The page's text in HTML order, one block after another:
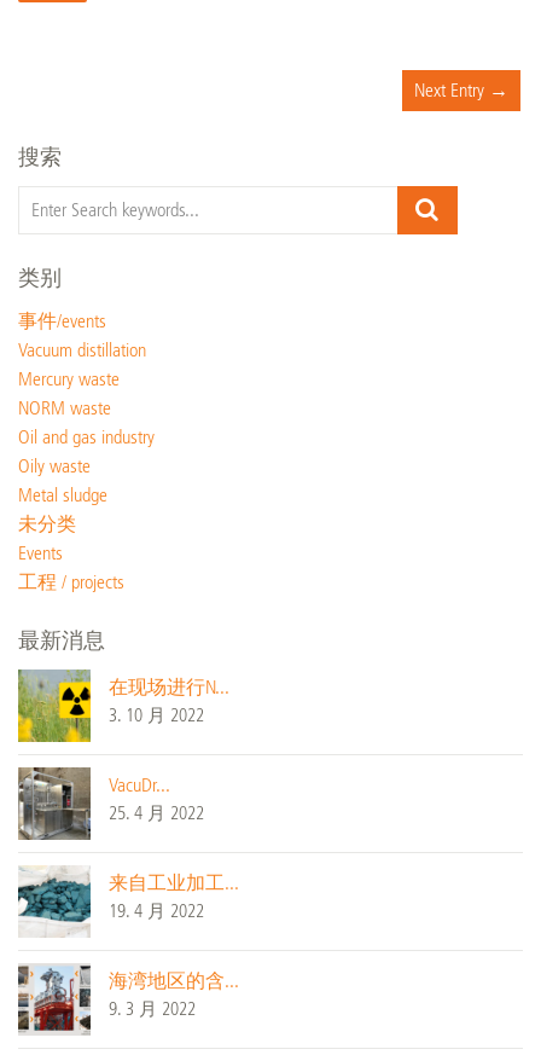
Next Entry →
搜索
类别
事件/events
Vacuum distillation
Mercury waste
NORM waste
Oil and gas industry
Oily waste
Metal sludge
未分类
Events
工程 / projects
最新消息
在现场进行N...
3. 10 月 2022
VacuDr...
25. 4 月 2022
来自工业加工...
19. 4 月 2022
海湾地区的含...
9. 3 月 2022